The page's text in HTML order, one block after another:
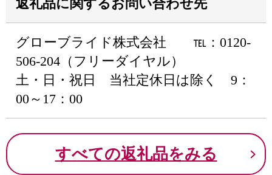
返礼品に関するお問い合わせ先
グローブライド株式会社 ℡：0120-
506-204（フリーダイヤル）
土・日・祝日 当社定休日は除く 9：
00～17：00
すべての返礼品をみる